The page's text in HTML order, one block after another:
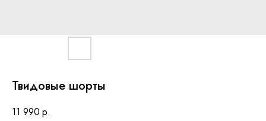
Твидовые шорты
11 990 р.